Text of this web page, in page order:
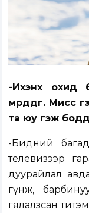
-Ихэнх охид
мөрөөддөг.
та юу гэж
-Бидний
телевизээр
дуурайлал
гүнж,
гялалзсан